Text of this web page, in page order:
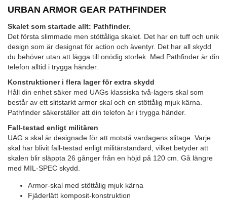
URBAN ARMOR GEAR PATHFINDER
Skalet som startade allt: Pathfinder.
Det första slimmade men stöttåliga skalet. Det har en tuff och unik
design som är designat för action och äventyr. Det har all skydd
du behöver utan att lägga till onödig storlek. Med Pathfinder är din
telefon alltid i trygga händer.
Konstruktioner i flera lager för extra skydd
Håll din enhet säker med UAGs klassiska två-lagers skal som
består av ett slitstarkt armor skal och en stöttålig mjuk kärna.
Pathfinder säkerställer att din telefon är i trygga händer.
Fall-testad enligt militären
UAG:s skal är designade för att motstå vardagens slitage. Varje
skal har blivit fall-testad enligt militärstandard, vilket betyder att
skalen blir släppta 26 gånger från en höjd på 120 cm. Gå längre
med MIL-SPEC skydd.
Armor-skal med stöttålig mjuk kärna
Fjäderlätt komposit-konstruktion